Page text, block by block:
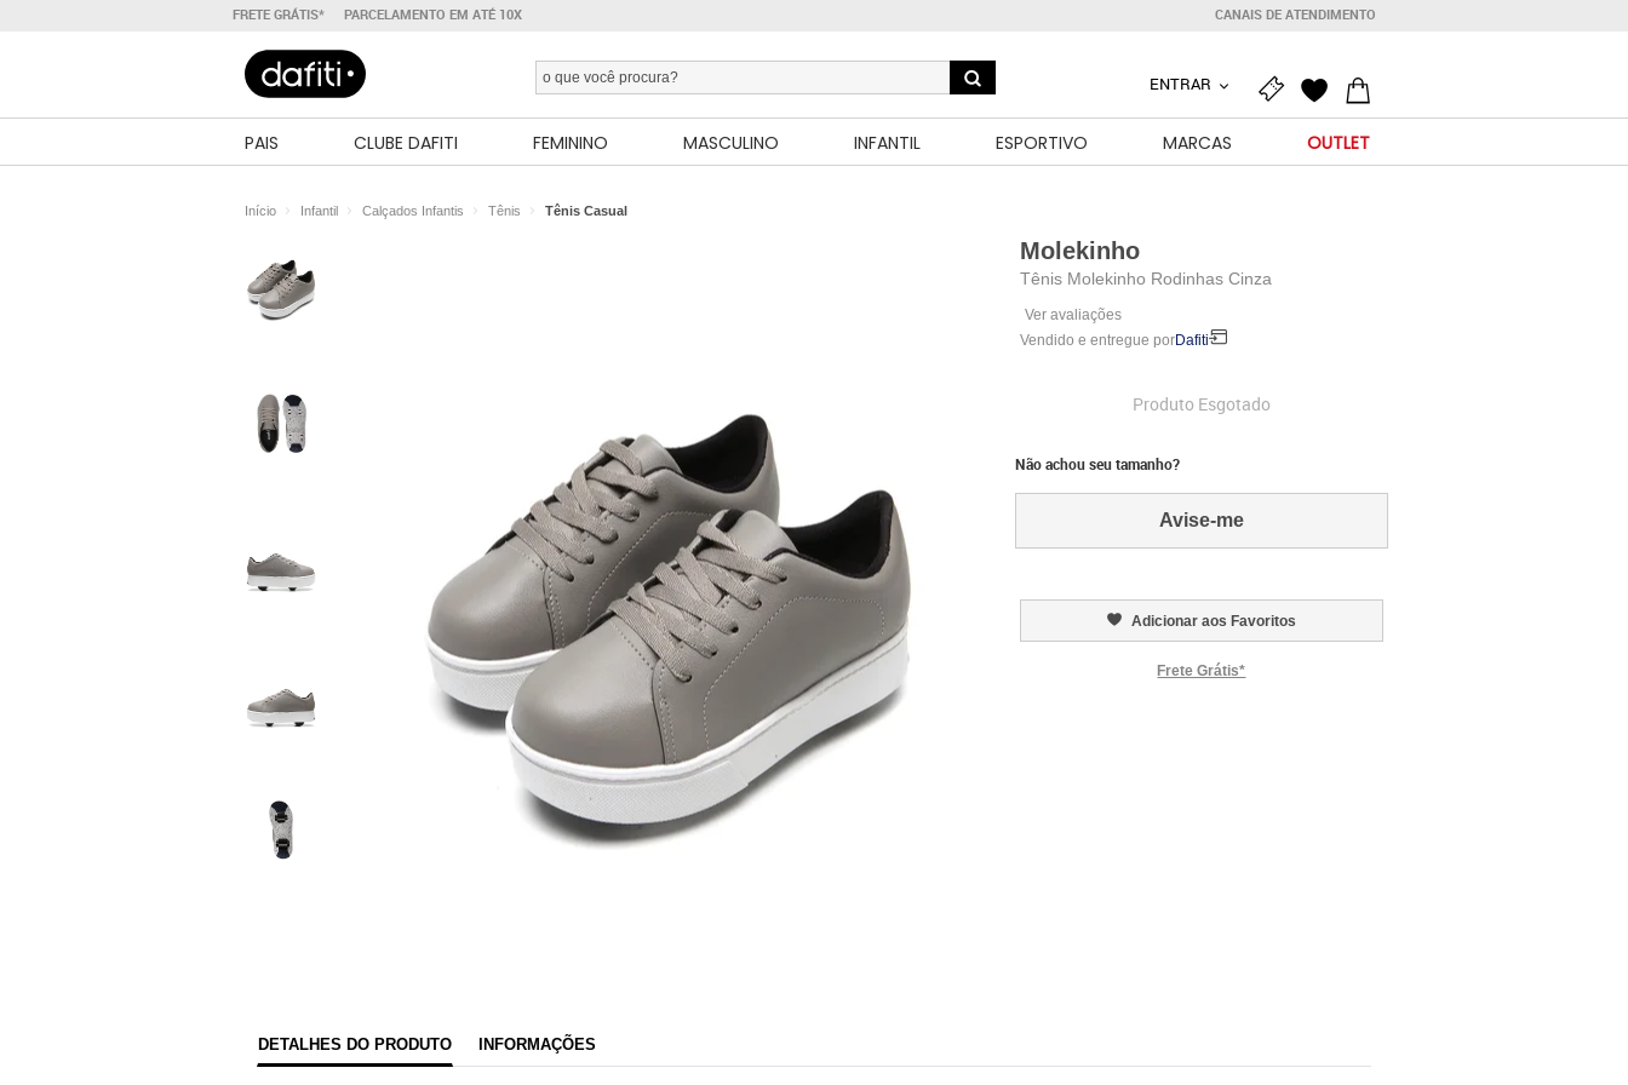
FRETE GRÁTIS* PARCELAMENTO EM ATÉ 10X CANAIS DE ATENDIMENTO
ENTRAR
PAIS CLUBE DAFITI FEMININO MASCULINO INFANTIL ESPORTIVO MARCAS OUTLET
Início Infantil Calçados Infantis Tênis Tênis Casual
Molekinho
Tênis Molekinho Rodinhas Cinza
Ver avaliações
Vendido e entregue porDafiti
Razão Social
Produto Esgotado
Não achou seu tamanho?
Avise-me
Adicionar aos Favoritos
Frete Grátis*
DETALHES DO PRODUTO INFORMAÇÕES